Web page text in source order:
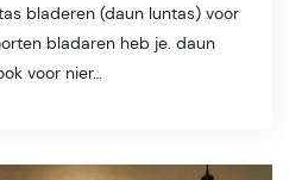
bladeren (daun luntas) voor
bladaren heb je. daun
voor nier…